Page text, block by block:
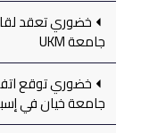
خضوري تعقد
جامعة UKM
خضوري توقع
جامعة خيان في